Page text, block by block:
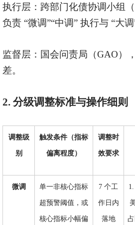
执行层：跨部门化债协调小组
负责 “微调”“中调” 执行与 “大调
监督层：国会问责局（GAO）
差。
2. 分级调整标准与操作细则
调整级
别
触发条件（指标
偏离程度）
调整时
效要求
微调 单一非核心指标
超预警阈值，或
核心指标小幅偏
7 个工
作日内
落地